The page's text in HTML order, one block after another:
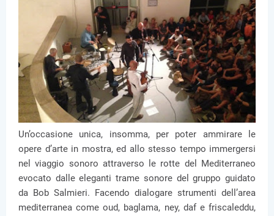
Un’occasione unica, insomma, per poter ammirare le
opere d’arte in mostra, ed allo stesso tempo immergersi
nel viaggio sonoro attraverso le rotte del Mediterraneo
evocato dalle eleganti trame sonore del gruppo guidato
da Bob Salmieri. Facendo dialogare strumenti dell’area
mediterranea come oud, baglama, ney, daf e friscaleddu,